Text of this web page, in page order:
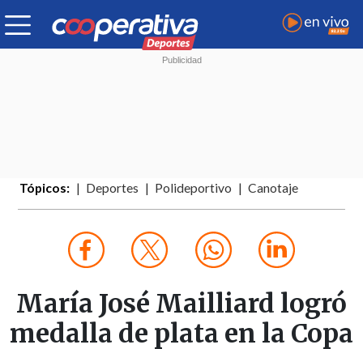
Tópicos: Deportes Polideportivo Canotaje
María José Mailliard logró
medalla de plata en la Copa